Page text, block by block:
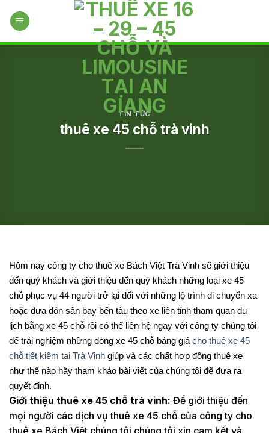
TIN TỨC
thuê xe 45 chỗ trà vinh
Hôm nay công ty cho thuê xe Bách Việt Trà Vinh sẽ giới thiệu
đến quý khách và giới thiệu đến quý khách những loại xe 45
chỗ phục vụ 44 người trở lại đối với những lộ trình di chuyển xa
hoặc đưa đón sân bay bến tàu theo xe liên tỉnh tham quan du
lịch bằng xe 45 chỗ rồi có thể liên hệ ngay với công ty chúng tôi
để trải nghiệm những dòng xe 45 chỗ bảng giá cho thuê xe 45
chỗ tiết kiệm tại Trà Vinh giúp và các chất hợp đồng thuê xe
như thế nào hãy tham khảo bài viết của chúng tôi để đưa ra
quyết định.
Giới thiệu thuê xe 45 chỗ trà vinh: Để giới thiệu đến
mọi người các dịch vụ thuê xe 45 chỗ của công ty cho
thuê xe Bách Việt chúng tôi chúng tôi xin cam kết và